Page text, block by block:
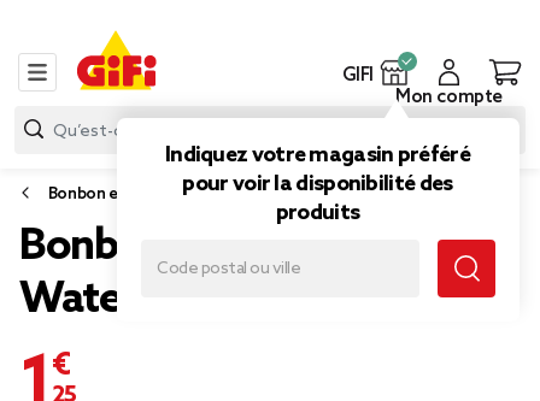
GIFI
Indiquez votre magasin préféré
pour voir la disponibilité des
produits
Mon compte
Bonbon et gourmandise
Bonbons pastèque Damel
Watermelon Slices 135gr
1,25 €